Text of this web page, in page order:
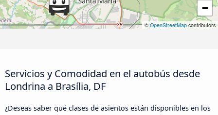
−
© OpenStreetMap contributors
Servicios y Comodidad en el autobús desde
Londrina a Brasília, DF
¿Deseas saber qué clases de asientos están disponibles en los